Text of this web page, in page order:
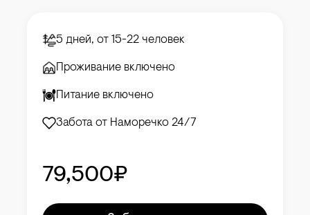
5 дней, от 15-22 человек
Проживание включено
Питание включено
Забота от Наморечко 24/7
79,500₽